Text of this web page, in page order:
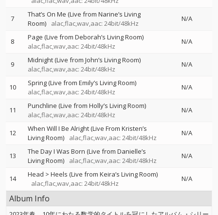
7
That’s On Me (Live from Narine’s Living
Room)
alac,flac,wav,aac: 24bit/48kHz
N/A
8
Page (Live from Deborah’s Living Room)
alac,flac,wav,aac: 24bit/48kHz
N/A
9
Midnight (Live from John’s Living Room)
alac,flac,wav,aac: 24bit/48kHz
N/A
10
Spring (Live from Emily’s Living Room)
alac,flac,wav,aac: 24bit/48kHz
N/A
11
Punchline (Live from Holly’s Living Room)
alac,flac,wav,aac: 24bit/48kHz
N/A
12
When Will I Be Alright (Live From Kristen’s
Living Room)
alac,flac,wav,aac: 24bit/48kHz
N/A
13
The Day I Was Born (Live from Danielle’s
Living Room)
alac,flac,wav,aac: 24bit/48kHz
N/A
14
Head > Heels (Live from Keira’s Living Room)
alac,flac,wav,aac: 24bit/48kHz
N/A
Album Info